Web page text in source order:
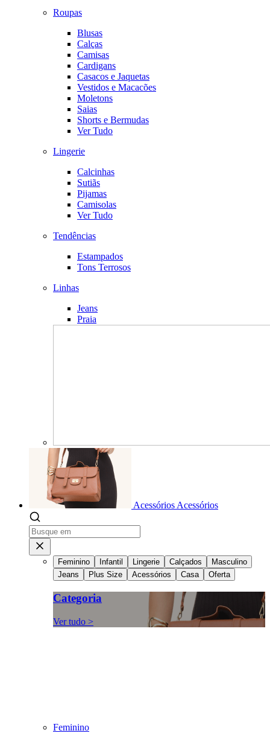
Roupas
Blusas
Calças
Camisas
Cardigans
Casacos e Jaquetas
Vestidos e Macacões
Moletons
Saias
Shorts e Bermudas
Ver Tudo
Lingerie
Calcinhas
Sutiãs
Pijamas
Camisolas
Ver Tudo
Tendências
Estampados
Tons Terrosos
Linhas
Jeans
Praia
Acessórios Acessórios
Feminino Infantil Lingerie Calçados
Masculino
Jeans
Plus Size Acessórios Casa Oferta
Categoria
Ver tudo >
Feminino